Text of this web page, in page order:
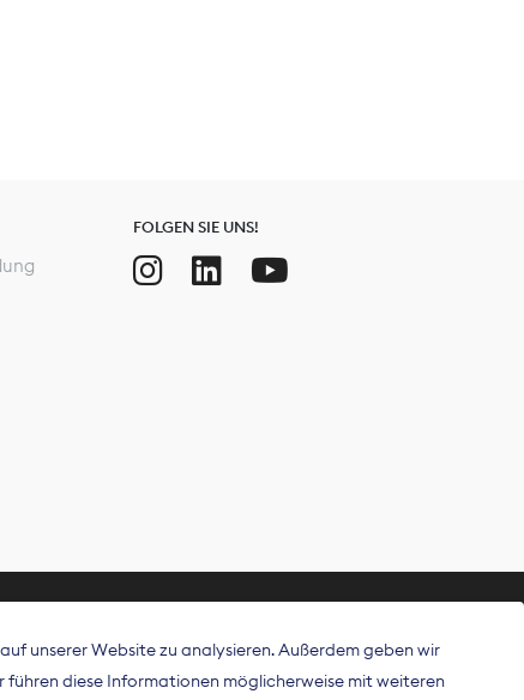
FOLGEN SIE UNS!
als
in
unserer Website zu analysieren. Außerdem geben wir
führen diese Informationen möglicherweise mit weiteren